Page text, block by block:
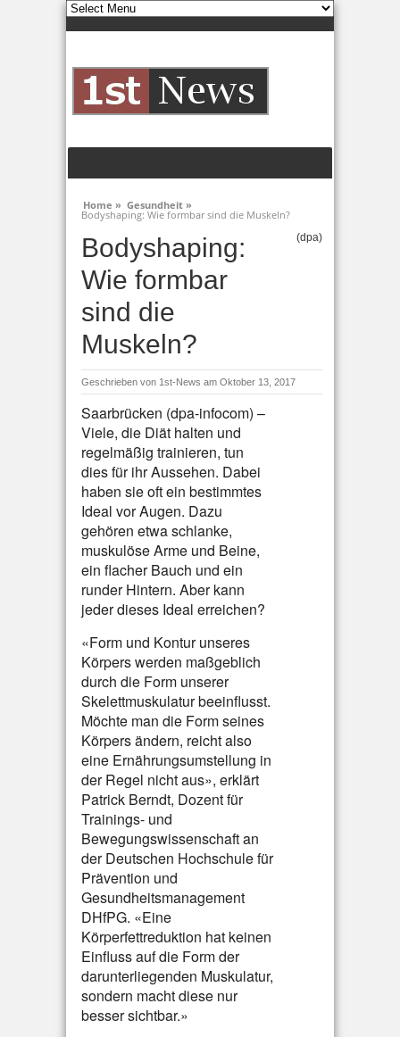
Home » Gesundheit »
Bodyshaping: Wie formbar sind die Muskeln?
Bodyshaping:
Wie formbar
sind die
Muskeln?
(dpa)
Geschrieben von 1st-News am Oktober 13, 2017
Saarbrücken (dpa-infocom) –
Viele, die Diät halten und
regelmäßig trainieren, tun
dies für ihr Aussehen. Dabei
haben sie oft ein bestimmtes
Ideal vor Augen. Dazu
gehören etwa schlanke,
muskulöse Arme und Beine,
ein flacher Bauch und ein
runder Hintern. Aber kann
jeder dieses Ideal erreichen?
«Form und Kontur unseres
Körpers werden maßgeblich
durch die Form unserer
Skelettmuskulatur beeinflusst.
Möchte man die Form seines
Körpers ändern, reicht also
eine Ernährungsumstellung in
der Regel nicht aus», erklärt
Patrick Berndt, Dozent für
Trainings- und
Bewegungswissenschaft an
der Deutschen Hochschule für
Prävention und
Gesundheitsmanagement
DHfPG. «Eine
Körperfettreduktion hat keinen
Einfluss auf die Form der
darunterliegenden Muskulatur,
sondern macht diese nur
besser sichtbar.»